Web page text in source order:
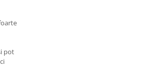
pot